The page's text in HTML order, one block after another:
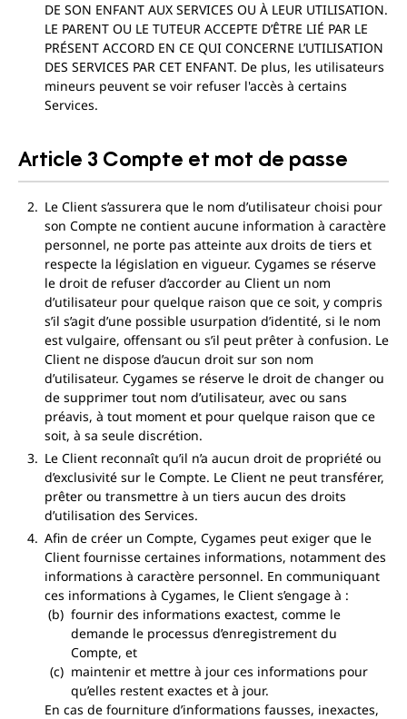
DE SON ENFANT AUX SERVICES OU À LEUR UTILISATION.
LE PARENT OU LE TUTEUR ACCEPTE D’ÊTRE LIÉ PAR LE
PRÉSENT ACCORD EN CE QUI CONCERNE L’UTILISATION
DES SERVICES PAR CET ENFANT. De plus, les utilisateurs
mineurs peuvent se voir refuser l'accès à certains
Services.
Article 3 Compte et mot de passe
Le Client s’assurera que le nom d’utilisateur choisi pour
son Compte ne contient aucune information à caractère
personnel, ne porte pas atteinte aux droits de tiers et
respecte la législation en vigueur. Cygames se réserve
le droit de refuser d’accorder au Client un nom
d’utilisateur pour quelque raison que ce soit, y compris
s’il s’agit d’une possible usurpation d’identité, si le nom
est vulgaire, offensant ou s’il peut prêter à confusion. Le
Client ne dispose d’aucun droit sur son nom
d’utilisateur. Cygames se réserve le droit de changer ou
de supprimer tout nom d’utilisateur, avec ou sans
préavis, à tout moment et pour quelque raison que ce
soit, à sa seule discrétion.
Le Client reconnaît qu’il n’a aucun droit de propriété ou
d’exclusivité sur le Compte. Le Client ne peut transférer,
prêter ou transmettre à un tiers aucun des droits
d’utilisation des Services.
Afin de créer un Compte, Cygames peut exiger que le
Client fournisse certaines informations, notamment des
informations à caractère personnel. En communiquant
ces informations à Cygames, le Client s’engage à :
fournir des informations exactest, comme le
demande le processus d’enregistrement du
Compte, et
maintenir et mettre à jour ces informations pour
qu’elles restent exactes et à jour.
En cas de fourniture d’informations fausses, inexactes,